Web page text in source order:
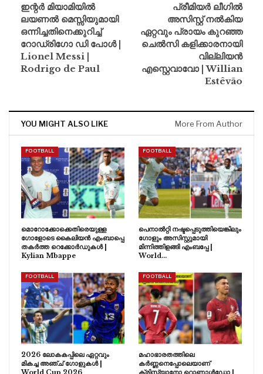
ഇന്റർ മിയാമിയിൽ
ലയണൽ മെസ്സിയുമായി
ഒന്നിച്ചതിനെക്കുറിച്ച്
റോഡ്രിഗോ ഡി പോൾ |
Lionel Messi |
Rodrigo de Paul
പ്രീമിയർ ലീഗിൽ
അസിസ്റ്റ് നൽകിയ
ഏറ്റവും പ്രായം കുറഞ്ഞ
ചെൽസി കളിക്കാരനായി
വില്ലിയൻ
എസ്റ്റെവാവോ | Willian
Estêvão
YOU MIGHT ALSO LIKE More From Author
FOOTBALL
മൊറോക്കോക്കെതിരെയുള്ള
ഗോളോടെ കൈലിയൻ എംബാപ്പെ
തകർത്ത റെക്കോർഡുകൾ |
Kylian Mbappe
FOOTBALL
പെനാൽറ്റി നഷ്ടപ്പെടുത്തിയെങ്കിലും
ഗോളും അസിസ്റ്റുമായി
മിന്നിത്തിളങ്ങി എംബപ്പേ |
World…
FOOTBALL
2026 ലോകകപ്പിലെ ഏറ്റവും
മികച്ച അഞ്ച് ഗോളുകൾ |
World Cup 2026
FOOTBALL
മഹാഭാരതത്തിലെ
കർണ്ണനെപ്പോലെയാണ്
ക്രിസ്റ്റ്യാനോ റൊണാൾഡോ |